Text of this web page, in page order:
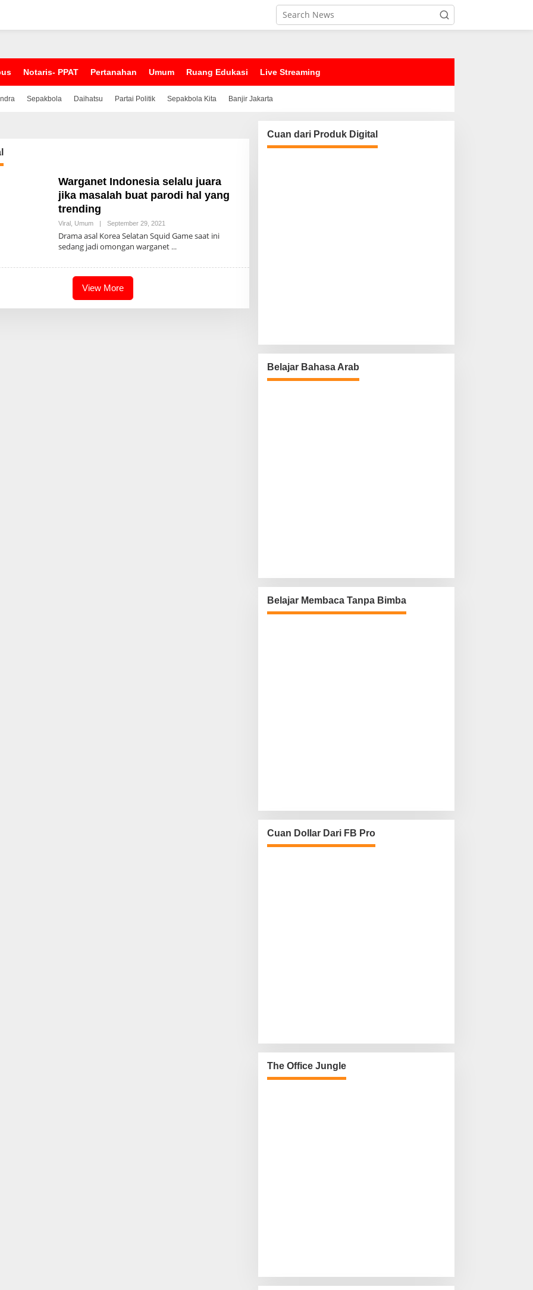
Notaris- PPAT Pertanahan Umum Ruang Edukasi Live Streaming
Sepakbola Daihatsu Partai Politik Sepakbola Kita Banjir Jakarta
Warganet Indonesia selalu juara
jika masalah buat parodi hal yang
trending
Viral, Umum | September 29, 2021
Y
A
D
Drama asal Korea Selatan Squid Game saat ini
sedang jadi omongan warganet
View More
Cuan dari Produk Digital
Belajar Bahasa Arab
Belajar Membaca Tanpa Bimba
Cuan Dollar Dari FB Pro
The Office Jungle